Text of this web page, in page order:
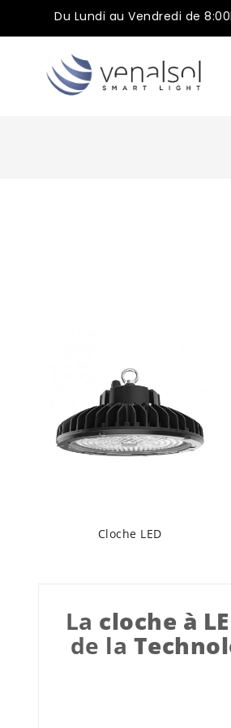
Du Lundi au Vendredi de
Cloche LED
La cloche à
de la